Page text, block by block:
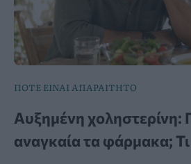
ΠΟΤΕ ΕΙΝΑΙ ΑΠΑΡΑΙΤΗΤΟ
Αυξημένη χοληστερίνη:
αναγκαία τα φάρμακα; Τι